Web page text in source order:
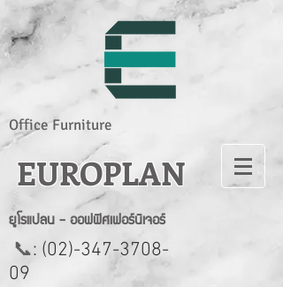
Office Furniture
EUROPLAN
ยูโรแปลน - ออฟฟิศเฟอร์นิเจอร์
📞: (02)-347-3708-
09